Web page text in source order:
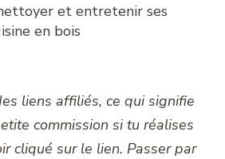
et entretenir ses
en bois
liens affiliés, ce qui signifie
commission si tu réalises
cliqué sur le lien. Passer par